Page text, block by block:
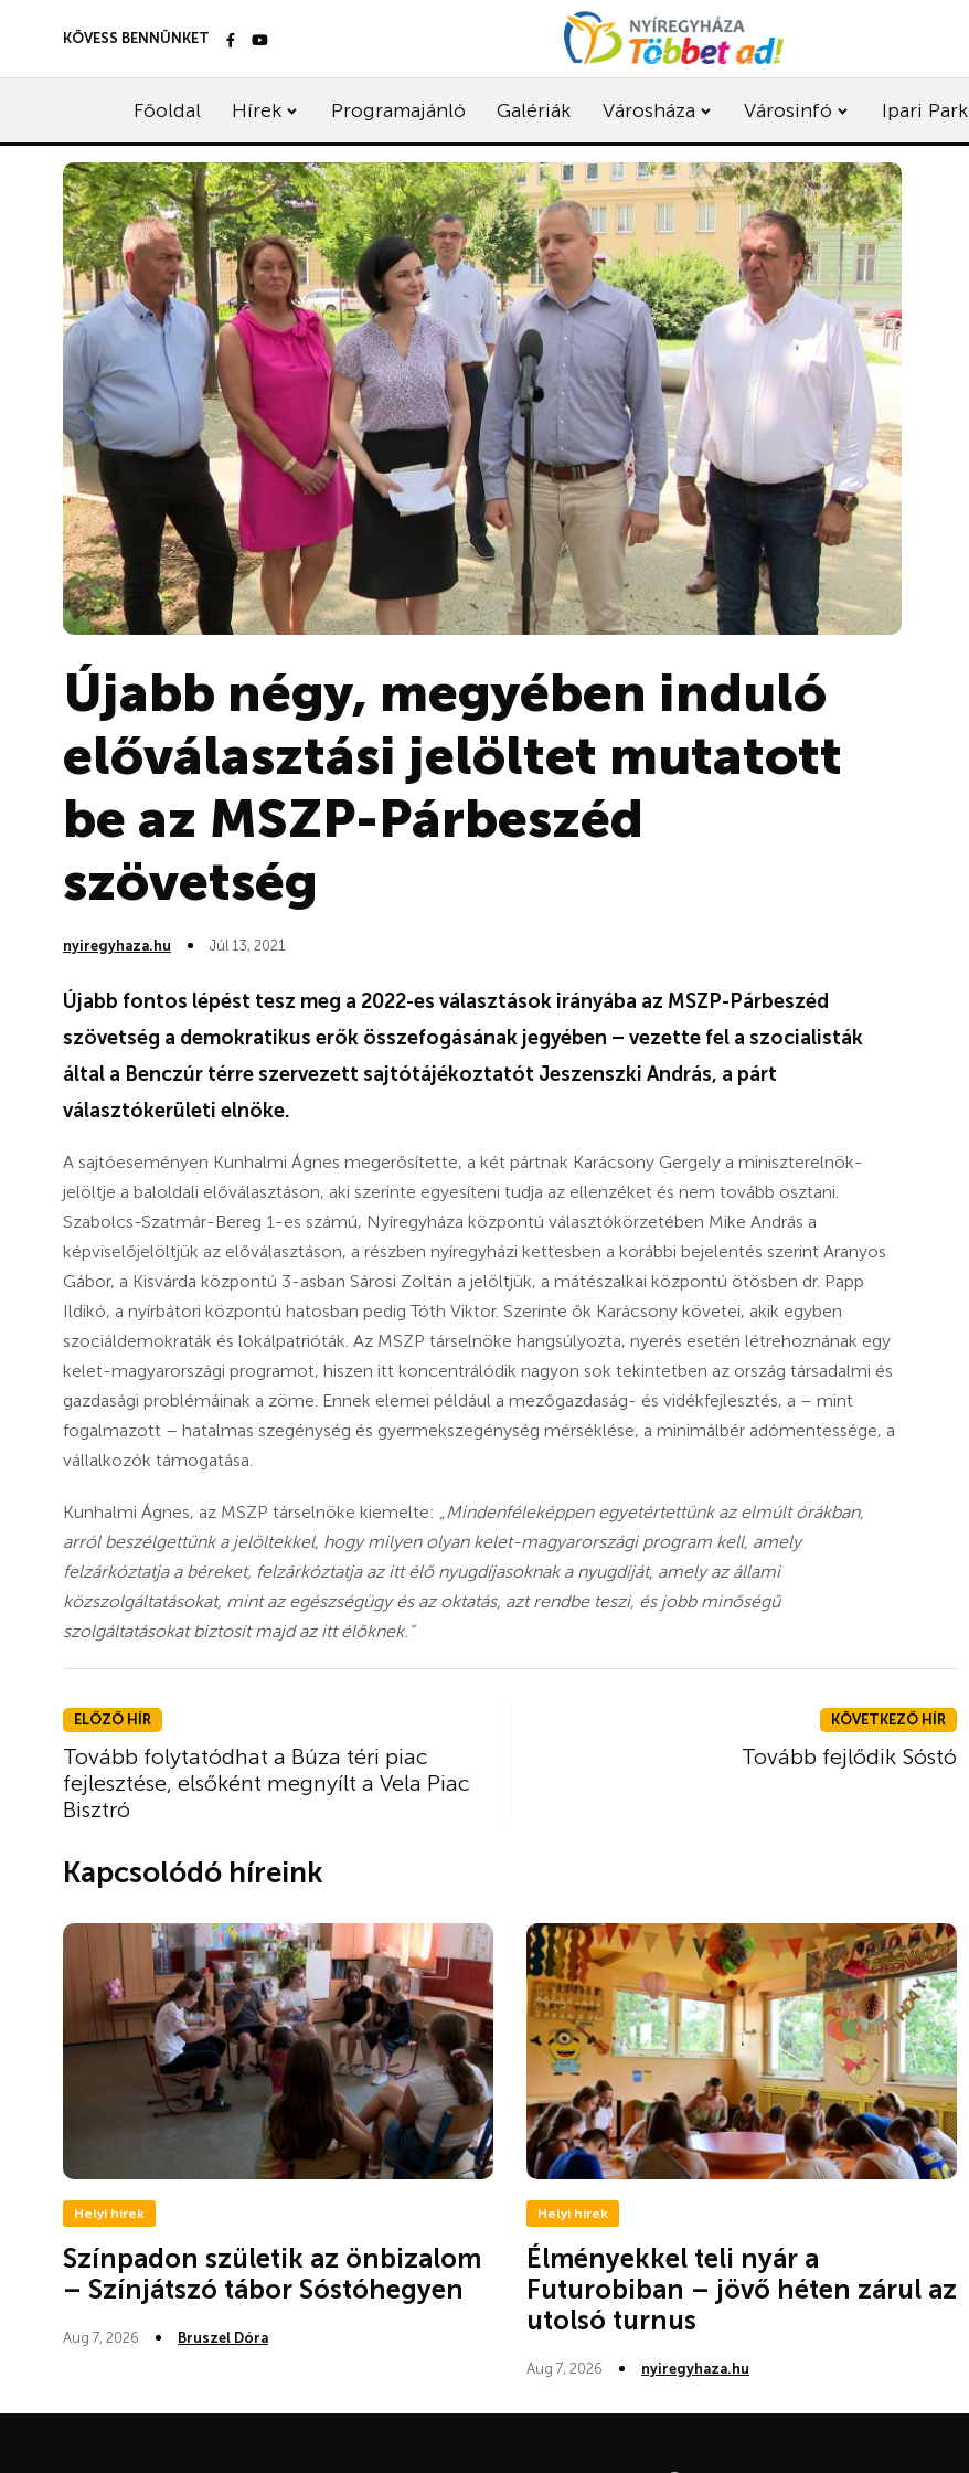
KÖVESS BENNÜNKET
Főoldal Hírek Programajánló Galériák Városháza Városinfó Ipari Park
Újabb négy, megyében induló
előválasztási jelöltet mutatott
be az MSZP-Párbeszéd
szövetség
nyiregyhaza.hu Júl 13, 2021
Újabb fontos lépést tesz meg a 2022-es választások irányába az MSZP-Párbeszéd
szövetség a demokratikus erők összefogásának jegyében – vezette fel a szocialisták
által a Benczúr térre szervezett sajtótájékoztatót Jeszenszki András, a párt
választókerületi elnöke.
A sajtóeseményen Kunhalmi Ágnes megerősítette, a két pártnak Karácsony Gergely a miniszterelnök-
jelöltje a baloldali előválasztáson, aki szerinte egyesíteni tudja az ellenzéket és nem tovább osztani.
Szabolcs-Szatmár-Bereg 1-es számú, Nyíregyháza központú választókörzetében Mike András a
képviselőjelöltjük az előválasztáson, a részben nyíregyházi kettesben a korábbi bejelentés szerint Aranyos
Gábor, a Kisvárda központú 3-asban Sárosi Zoltán a jelöltjük, a mátészalkai központú ötösben dr. Papp
Ildikó, a nyírbátori központú hatosban pedig Tóth Viktor. Szerinte ők Karácsony követei, akik egyben
szociáldemokraták és lokálpatrióták. Az MSZP társelnöke hangsúlyozta, nyerés esetén létrehoznának egy
kelet-magyarországi programot, hiszen itt koncentrálódik nagyon sok tekintetben az ország társadalmi és
gazdasági problémáinak a zöme. Ennek elemei például a mezőgazdaság- és vidékfejlesztés, a – mint
fogalmazott – hatalmas szegénység és gyermekszegénység mérséklése, a minimálbér adómentessége, a
vállalkozók támogatása.
Kunhalmi Ágnes, az MSZP társelnöke kiemelte: „Mindenféleképpen egyetértettünk az elmúlt órákban,
arról beszélgettünk a jelöltekkel, hogy milyen olyan kelet-magyarországi program kell, amely
felzárkóztatja a béreket, felzárkóztatja az itt élő nyugdíjasoknak a nyugdíját, amely az állami
közszolgáltatásokat, mint az egészségügy és az oktatás, azt rendbe teszi, és jobb minőségű
szolgáltatásokat biztosít majd az itt élőknek."
ELŐZŐ HÍR
Tovább folytatódhat a Búza téri piac
fejlesztése, elsőként megnyílt a Vela Piac
Bisztró
KÖVETKEZŐ HÍR
Tovább fejlődik Sóstó
Kapcsolódó híreink
Helyi hírek
Színpadon születik az önbizalom
– Színjátszó tábor Sóstóhegyen
Aug 7, 2026 Bruszel Dóra
Helyi hírek
Élményekkel teli nyár a
Futurobiban – jövő héten zárul az
utolsó turnus
Aug 7, 2026 nyiregyhaza.hu